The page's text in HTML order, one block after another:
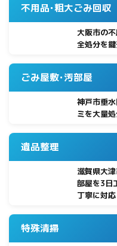
不用品･粗大ごみ回収
大阪市の
全処分を
ごみ屋敷･汚部屋
神戸市垂
ミを大量
遺品整理
滋賀県大
部屋を3日
丁寧に対応
特殊清掃